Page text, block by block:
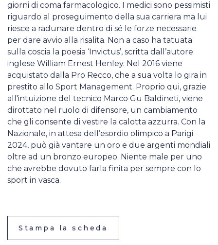
giorni di coma farmacologico. I medici sono pessimisti
riguardo al proseguimento della sua carriera ma lui
riesce a radunare dentro di sé le forze necessarie
per dare avvio alla risalita. Non a caso ha tatuata
sulla coscia la poesia ‘Invictus’, scritta dall’autore
inglese William Ernest Henley. Nel 2016 viene
acquistato dalla Pro Recco, che a sua volta lo gira in
prestito allo Sport Management. Proprio qui, grazie
all'intuizione del tecnico Marco Gu Baldineti, viene
dirottato nel ruolo di difensore, un cambiamento
che gli consente di vestire la calotta azzurra. Con la
Nazionale, in attesa dell’esordio olimpico a Parigi
2024, può già vantare un oro e due argenti mondiali
oltre ad un bronzo europeo. Niente male per uno
che avrebbe dovuto farla finita per sempre con lo
sport in vasca.
Stampa la scheda